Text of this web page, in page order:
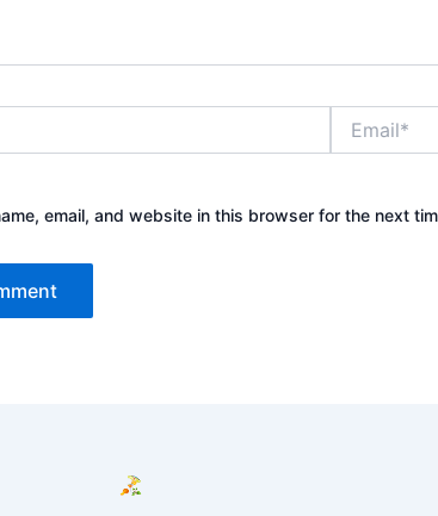
email, and website in this browser for the next